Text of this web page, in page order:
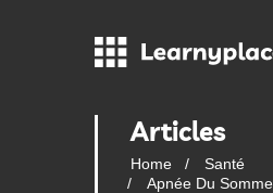
Articles
Home
Santé
Apnée Du